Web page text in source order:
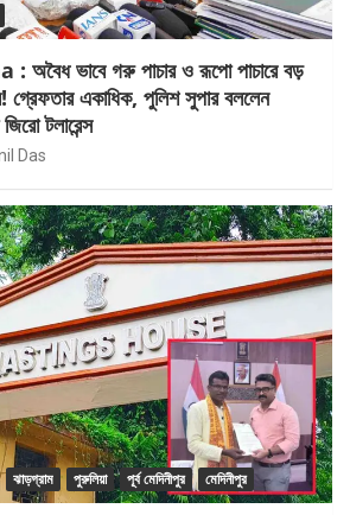
ভাবে গরু পাচার ও রূপো পাচারে বড়
গ্রেফতার একাধিক, পুলিশ সুপার বললেন
টলারেন্স
Das
ঝাড়গ্রাম পুরুলিয়া পূর্ব মেদিনীপুর মেদিনীপুর